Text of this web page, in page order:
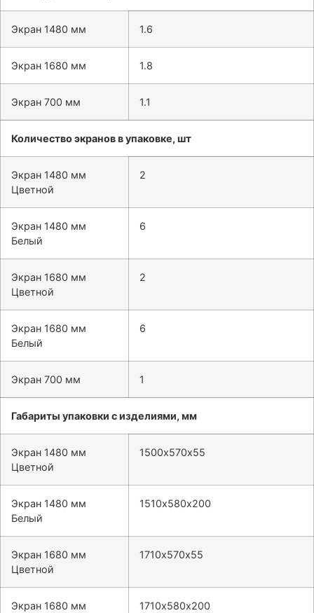
Экран 1480 мм 1.6
Экран 1680 мм 1.8
Экран 700 мм 1.1
Количество экранов в упаковке, шт
Экран 1480 мм
Цветной
2
Экран 1480 мм
Белый
6
Экран 1680 мм
Цветной
2
Экран 1680 мм
Белый
6
Экран 700 мм 1
Габариты упаковки с изделиями, мм
Экран 1480 мм
Цветной
1500х570х55
Экран 1480 мм
Белый
1510х580х200
Экран 1680 мм
Цветной
1710х570х55
Экран 1680 мм
1710х580х200